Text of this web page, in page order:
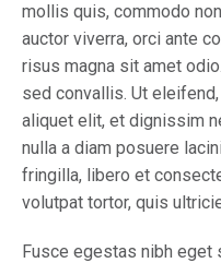
mollis quis, commodo
auctor viverra, orci ante
risus magna sit amet
sed convallis. Ut
aliquet elit, et dignissim
nulla a diam posuere
fringilla, libero et
volutpat tortor, quis
Fusce egestas nibh eget